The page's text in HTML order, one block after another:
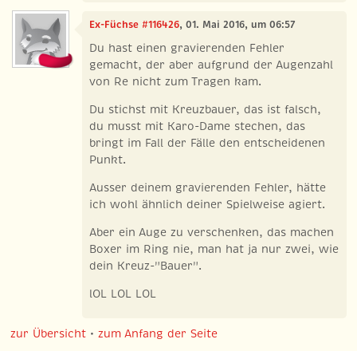
Ex-Füchse #116426, 01. Mai 2016, um 06:57
Du hast einen gravierenden Fehler
gemacht, der aber aufgrund der Augenzahl
von Re nicht zum Tragen kam.
Du stichst mit Kreuzbauer, das ist falsch,
du musst mit Karo-Dame stechen, das
bringt im Fall der Fälle den entscheidenen
Punkt.
Ausser deinem gravierenden Fehler, hätte
ich wohl ähnlich deiner Spielweise agiert.
Aber ein Auge zu verschenken, das machen
Boxer im Ring nie, man hat ja nur zwei, wie
dein Kreuz-"Bauer".
lOL LOL LOL
zur Übersicht •zum Anfang der Seite